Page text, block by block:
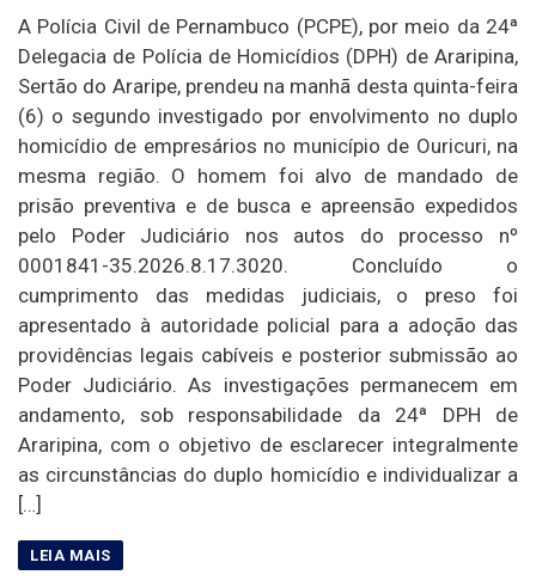
A Polícia Civil de Pernambuco (PCPE), por meio da 24ª
Delegacia de Polícia de Homicídios (DPH) de Araripina,
Sertão do Araripe, prendeu na manhã desta quinta-feira
(6) o segundo investigado por envolvimento no duplo
homicídio de empresários no município de Ouricuri, na
mesma região. O homem foi alvo de mandado de
prisão preventiva e de busca e apreensão expedidos
pelo Poder Judiciário nos autos do processo nº
0001841-35.2026.8.17.3020. Concluído o
cumprimento das medidas judiciais, o preso foi
apresentado à autoridade policial para a adoção das
providências legais cabíveis e posterior submissão ao
Poder Judiciário. As investigações permanecem em
andamento, sob responsabilidade da 24ª DPH de
Araripina, com o objetivo de esclarecer integralmente
as circunstâncias do duplo homicídio e individualizar a
[…]